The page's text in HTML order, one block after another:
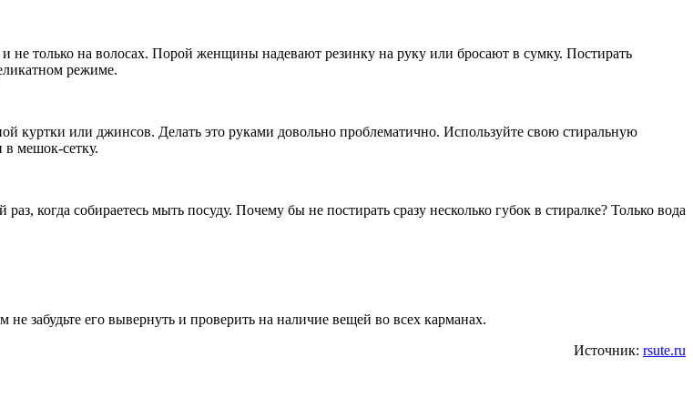
не только на волосах. Порой женщины надевают резинку на руку или бросают в сумку. Постирать
режиме.
куртки или джинсов. Делать это руками довольно проблематично. Используйте свою стиральную
в мешок-сетку.
когда собираетесь мыть посуду. Почему бы не постирать сразу несколько губок в стиралке? Только вода
забудьте его вывернуть и проверить на наличие вещей во всех карманах.
Источник: rsute.ru